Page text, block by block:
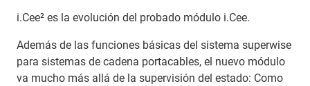
i.Cee² es la evolución del probado módulo i.Cee.
Además de las funciones básicas del sistema superwise
para sistemas de cadena portacables, el nuevo módulo
va mucho más allá de la supervisión del estado: Como